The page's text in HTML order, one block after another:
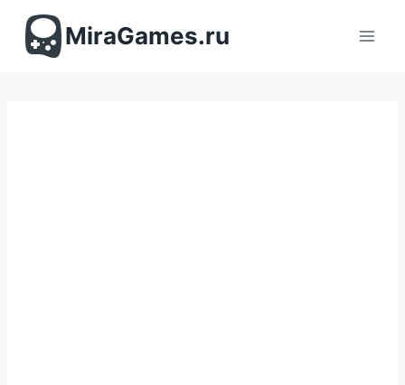
содержимомуMiraGames.ru